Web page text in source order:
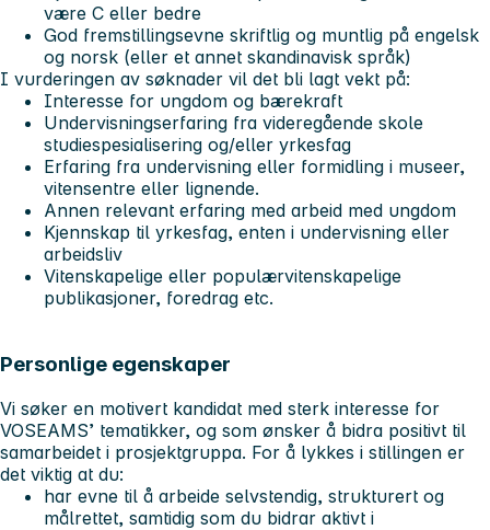
være C eller bedre
God fremstillingsevne skriftlig og muntlig på engelsk
og norsk (eller et annet skandinavisk språk)
I vurderingen av søknader vil det bli lagt vekt på:
Interesse for ungdom og bærekraft
Undervisningserfaring fra videregående skole
studiespesialisering og/eller yrkesfag
Erfaring fra undervisning eller formidling i museer,
vitensentre eller lignende.
Annen relevant erfaring med arbeid med ungdom
Kjennskap til yrkesfag, enten i undervisning eller
arbeidsliv
Vitenskapelige eller populærvitenskapelige
publikasjoner, foredrag etc.
Personlige egenskaper
Vi søker en motivert kandidat med sterk interesse for
VOSEAMS’ tematikker, og som ønsker å bidra positivt til
samarbeidet i prosjektgruppa. For å lykkes i stillingen er
det viktig at du:
har evne til å arbeide selvstendig, strukturert og
målrettet, samtidig som du bidrar aktivt i